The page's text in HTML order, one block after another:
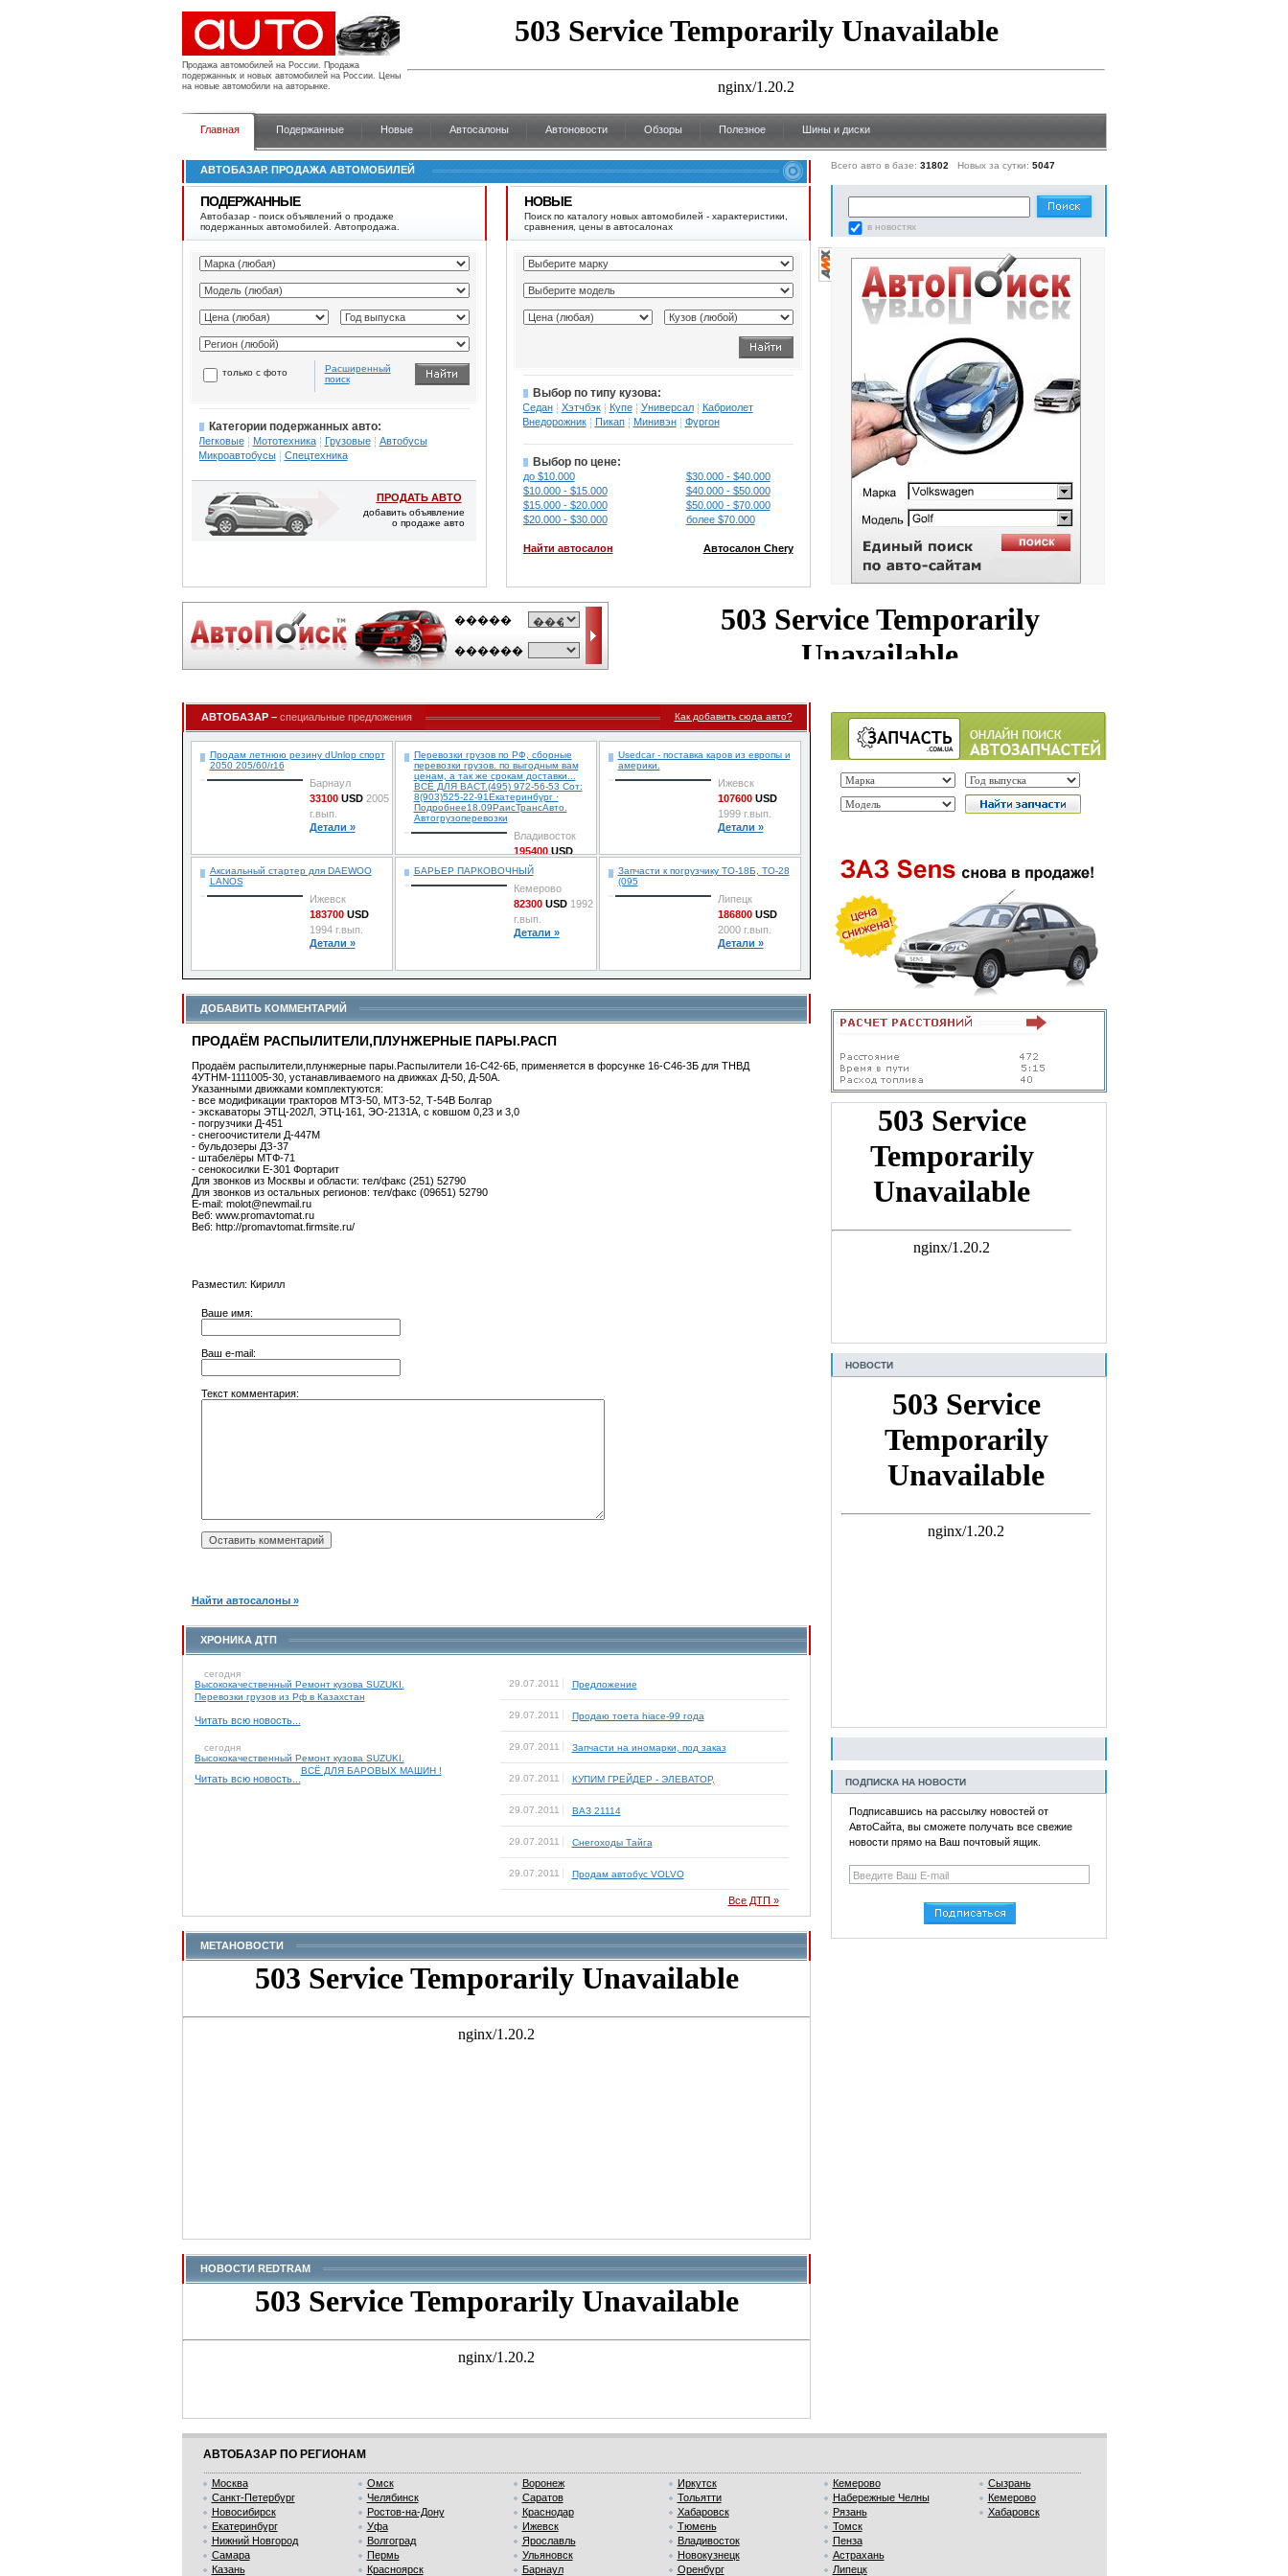
Продажа автомобилей на России. Продажа
подержанных и новых автомобилей на России. Цены
на новые автомобили на авторынке.
Главная Подержанные Новые Автосалоны Автоновости Обзоры Полезное Шины и диски
АВТОБАЗАР. ПРОДАЖА АВТОМОБИЛЕЙ
ПОДЕРЖАННЫЕ
Автобазар - поиск объявлений о продаже
подержанных автомобилей. Автопродажа.
только с фото
Расширенный
поиск
Категории подержанных авто:
Легковые Мототехника Грузовые
Автобусы
Микроавтобусы
Спецтехника
ПРОДАТЬ АВТО
добавить объявление
о продаже авто
НОВЫЕ
Поиск по каталогу новых автомобилей - характеристики,
сравнения, цены в автосалонах
Выбор по типу кузова:
Седан Хэтчбэк Купе Универсал
Кабриолет
Внедорожник
Пикап Минивэн Фургон
Выбор по цене:
до $10.000
$30.000 - $40.000
$10.000 - $15.000
$40.000 - $50.000
$15.000 - $20.000
$50.000 - $70.000
$20.000 - $30.000
более $70.000
Найти автосалон Автосалон Chery
Всего авто в базе: 31802 Новых за сутки: 5047
в новостях
АВТОБАЗАР – специальные предложения Как добавить сюда авто?
Продам летнюю резину dUnlop спорт
2050 205/60/r16
Барнаул
33100USD2005
г.вып.
Детали »
Перевозки грузов по РФ, сборные
перевозки грузов. по выгодным вам
ценам, а так же срокам доставки...
ВСЁ ДЛЯ ВАСТ.(495) 972-56-53 Сот:
8(903)525-22-91Екатеринбург ·
Подробнее18.09РаисТрансАвто.
Автогрузоперевозки
Владивосток
195400USD
2002 г.вып.
Детали »
Usedcar - поставка каров из европы и
америки.
Ижевск
107600USD
1999 г.вып.
Детали »
Аксиальный стартер для DAEWOO
LANOS
Ижевск
183700USD
1994 г.вып.
Детали »
БАРЬЕР ПАРКОВОЧНЫЙ
Кемерово
82300USD1992
г.вып.
Детали »
Запчасти к погрузчику ТО-18Б, ТО-28
(095
Липецк
186800USD
2000 г.вып.
Детали »
НОВОСТИ
ПОДПИСКА НА НОВОСТИ
Подписавшись на рассылку новостей от
АвтоСайта, вы сможете получать все свежие
новости прямо на Ваш почтовый ящик.
ДОБАВИТЬ КОММЕНТАРИЙ
ПРОДАЁМ РАСПЫЛИТЕЛИ,ПЛУНЖЕРНЫЕ ПАРЫ.РАСП
Продаём распылители,плунжерные пары.Распылители 16-С42-6Б, применяется в форсунке 16-С46-3Б для ТНВД
4УТНМ-1111005-30, устанавливаемого на движках Д-50, Д-50А.
Указанными движками комплектуются:
- все модификации тракторов МТЗ-50, МТЗ-52, Т-54В Болгар
- экскаваторы ЭТЦ-202Л, ЭТЦ-161, ЭО-2131А, с ковшом 0,23 и 3,0
- погрузчики Д-451
- снегоочистители Д-447М
- бульдозеры ДЗ-37
- штабелёры МТФ-71
- сенокосилки Е-301 Фортарит
Для звонков из Москвы и области: тел/факс (251) 52790
Для звонков из остальных регионов: тел/факс (09651) 52790
E-mail: molot@newmail.ru
Веб: www.promavtomat.ru
Веб: http://promavtomat.firmsite.ru/
Разместил: Кирилл
Ваше имя:
Ваш e-mail:
Текст комментария:
Найти автосалоны »
ХРОНИКА ДТП
сегодня
Высококачественный Ремонт кузова SUZUKI.
Перевозки грузов из Рф в Казахстан
Читать всю новость...
сегодня
Высококачественный Ремонт кузова SUZUKI.
ВСЁ ДЛЯ БАРОВЫХ МАШИН !
Читать всю новость...
29.07.2011 Предложение
29.07.2011 Продаю тоета hiace-99 года
29.07.2011 Запчасти на иномарки, под заказ
29.07.2011 КУПИМ ГРЕЙДЕР - ЭЛЕВАТОР,
29.07.2011 ВАЗ 21114
29.07.2011 Снегоходы Тайга
29.07.2011 Продам автобус VOLVO
Все ДТП »
МЕТАНОВОСТИ
НОВОСТИ REDTRAM
АВТОБАЗАР ПО РЕГИОНАМ
Москва
Санкт-Петербург
Новосибирск
Екатеринбург
Нижний Новгород
Самара
Казань
Омск
Челябинск
Ростов-на-Дону
Уфа
Волгоград
Пермь
Красноярск
Воронеж
Саратов
Краснодар
Ижевск
Ярославль
Ульяновск
Барнаул
Иркутск
Тольятти
Хабаровск
Тюмень
Владивосток
Новокузнецк
Оренбург
Кемерово
Набережные Челны
Рязань
Томск
Пенза
Астрахань
Липецк
Сызрань
Кемерово
Хабаровск